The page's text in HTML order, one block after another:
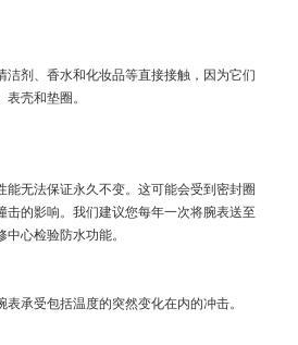
洁剂、香水和化妆品等直接接触，因为它们
壳和垫圈。
能无法保证永久不变。这可能会受到密封圈
击的影响。我们建议您每年一次将腕表送至
中心检验防水功能。
表承受包括温度的突然变化在内的冲击。